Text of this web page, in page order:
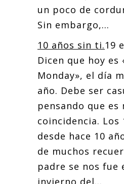
un poco de
Sin embargo,...
10 años sin ti.19
Dicen que hoy es
Monday», el día
año. Debe ser
pensando que es
coincidencia. Los
desde hace 10
de muchos
padre se nos fue
invierno del...